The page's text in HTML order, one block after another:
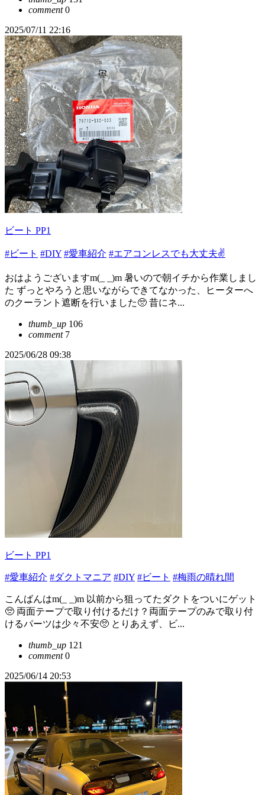
comment0
2025/07/11 22:16
ビート PP1
#ビート #DIY #愛車紹介 #エアコンレスでも大丈夫✌️
おはようございますm(_ _)m 暑いので朝イチから作業しまし
た ずっとやろうと思いながらできてなかった、ヒーターへ
のクーラント遮断を行いました🥺 昔にネ...
thumb_up 106
comment7
2025/06/28 09:38
ビート PP1
#愛車紹介 #ダクトマニア #DIY #ビート #梅雨の晴れ間
こんばんはm(_ _)m 以前から狙ってたダクトをついにゲット
🥺 両面テープで取り付けるだけ？両面テープのみで取り付
けるパーツは少々不安🥺 とりあえず、ビ...
thumb_up 121
comment0
2025/06/14 20:53